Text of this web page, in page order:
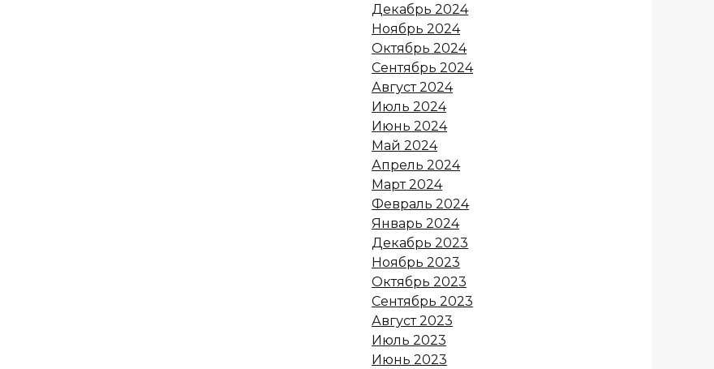
Декабрь 2024
Ноябрь 2024
Октябрь 2024
Сентябрь 2024
Август 2024
Июль 2024
Июнь 2024
Май 2024
Апрель 2024
Март 2024
Февраль 2024
Январь 2024
Декабрь 2023
Ноябрь 2023
Октябрь 2023
Сентябрь 2023
Август 2023
Июль 2023
Июнь 2023